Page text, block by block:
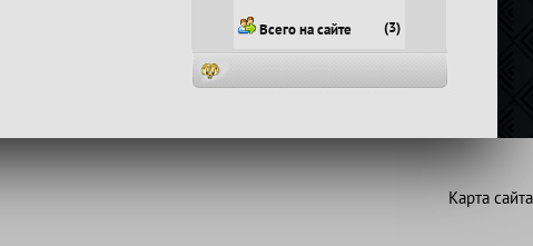
Всего на сайте (3)
Карта сайта